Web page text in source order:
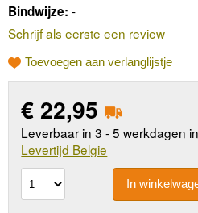
Bindwijze: -
Schrijf als eerste een review
Toevoegen aan verlanglijstje
€ 22,95
Leverbaar in 3 - 5 werkdagen
Levertijd Belgie
In